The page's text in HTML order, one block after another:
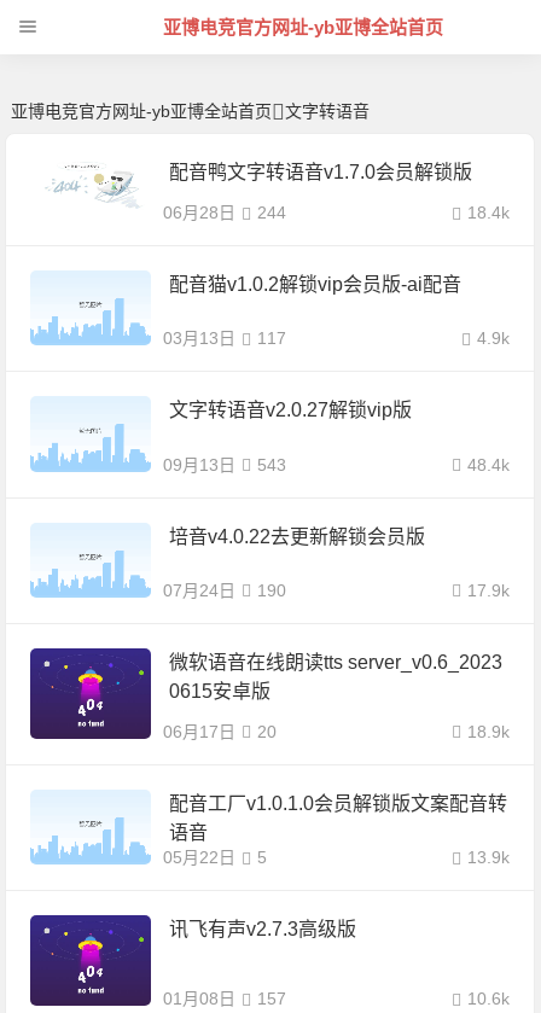
文字转语音 | 芊芊精典-亚博电竞官方网址
亚博电竞官方网址-yb亚博全站首页
亚博电竞官方网址-yb亚博全站首页 文字转语音
配音鸭文字转语音v1.7.0会员解锁版
06月28日 18.4k
244
配音猫v1.0.2解锁vip会员版-ai配音
03月13日 4.9k
117
文字转语音v2.0.27解锁vip版
09月13日 48.4k
543
培音v4.0.22去更新解锁会员版
07月24日 17.9k
190
微软语音在线朗读tts server_v0.6_2023
0615安卓版
06月17日 18.9k
20
配音工厂v1.0.1.0会员解锁版文案配音转
语音
05月22日 13.9k
5
讯飞有声v2.7.3高级版
01月08日 10.6k
157